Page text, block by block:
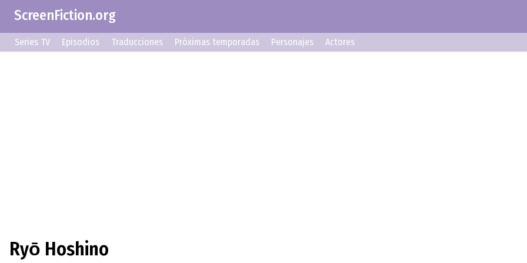
ScreenFiction.org
Series TV Episodios Traducciones Próximas temporadas Personajes Actores
Ryо̄ Hoshino